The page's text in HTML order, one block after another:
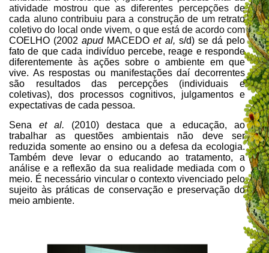
atividade mostrou que as diferentes percepções de
cada aluno contribuiu para a construção de um retrato
coletivo do local onde vivem, o que está de acordo com
COELHO (2002apud MACEDOet al, s/d) se dá pelo
fato de que cada indivíduo percebe, reage e responde
diferentemente às ações sobre o ambiente em que
vive. As respostas ou manifestações daí decorrentes
são resultados das percepções (individuais e
coletivas), dos processos cognitivos, julgamentos e
expectativas de cada pessoa.
Sena et al. (2010) destaca que a educação, ao
trabalhar as questões ambientais não deve ser
reduzida somente ao ensino ou a defesa da ecologia.
Também deve levar o educando ao tratamento, a
análise e a reflexão da sua realidade mediada com o
meio. É necessário vincular o contexto vivenciado pelo
sujeito às práticas de conservação e preservação do
meio ambiente.